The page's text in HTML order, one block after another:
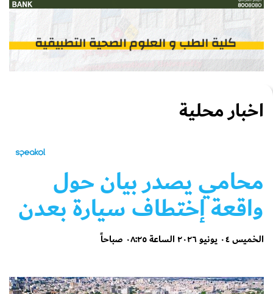
اخبار محلية
محامي يصدر بيان حول
واقعة إختطاف سيارة بعدن
الخميس ٠٤ يونيو ٢٠٢٦ الساعة ٠٨:٢٥ صباحاً